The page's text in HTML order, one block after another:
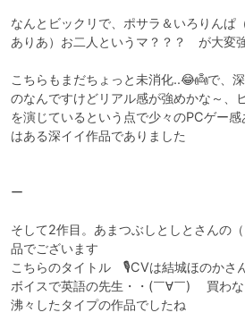
なんとビックリで、ポサラ＆いろりんぱ
ありあ）お二人というマ？？？　が大変
こちらもまだちょっと未消化..😂👼で、
のなんですけどリアル感が強めかな～、
を演じているという点で少々のPCゲー
はある深イイ作品でありました
ー
そして2作目。あまつぶしとしとさんの
品でございます
こちらのタイトル　🎙CVは結城ほのかさ
ボイスで英語の先生・・(￣∀￣) 　買わ
沸々したタイプの作品でしたね